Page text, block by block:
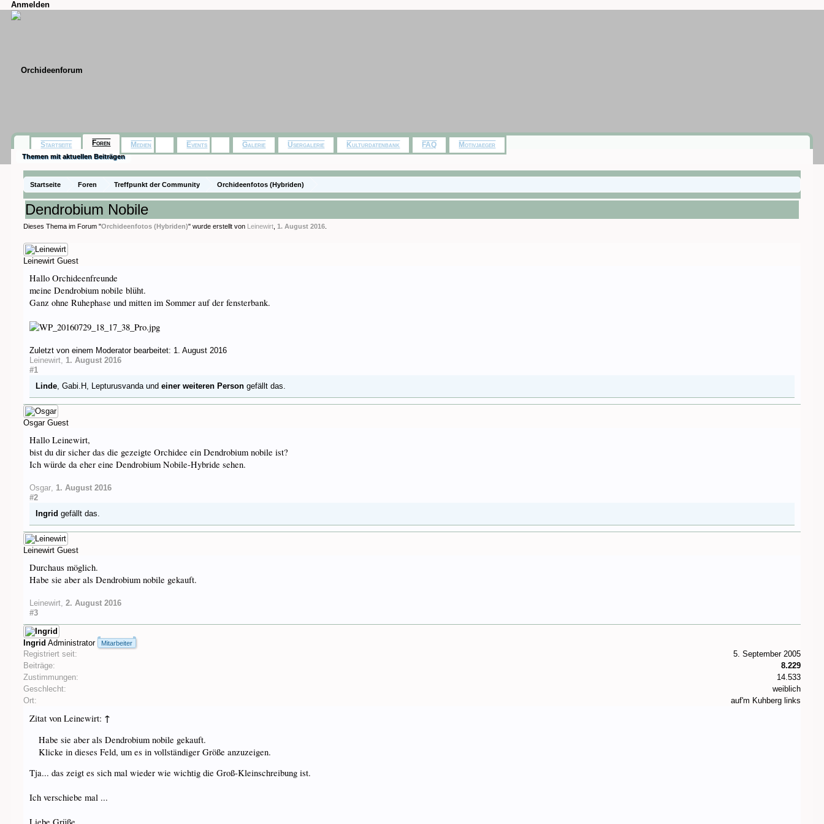
Anmelden
Startseite Foren Treffpunkt der Community Orchideenfotos (Hybriden)
Dendrobium Nobile
Dieses Thema im Forum "Orchideenfotos (Hybriden)" wurde erstellt von Leinewirt ,1. August 2016
Leinewirt Guest
Hallo Orchideenfreunde
meine Dendrobium nobile blüht.
Ganz ohne Ruhephase und mitten im Sommer auf der fensterbank.
Zuletzt von einem Moderator bearbeitet: 1. August 2016
Leinewirt, 1. August 2016
#1
Linde,Gabi.H, Lepturusvandaundeiner weiteren Person gefällt das.
Osgar Guest
Hallo Leinewirt,
bist du dir sicher das die gezeigte Orchidee ein Dendrobium nobile ist?
Ich würde da eher eine Dendrobium Nobile-Hybride sehen.
Osgar, 1. August 2016
#2
Ingrid gefällt das.
Leinewirt Guest
Durchaus möglich.
Habe sie aber als Dendrobium nobile gekauft.
Leinewirt, 2. August 2016
#3
Ingrid Administrator Mitarbeiter
Registriert seit:
5. September 2005
Beiträge:
8.229
Zustimmungen:
14.533
Geschlecht:
weiblich
Ort:
auf'm Kuhberg links
Zitat von Leinewirt: ↑
Habe sie aber als Dendrobium nobile gekauft.
Klicke in dieses Feld, um es in vollständiger Größe anzuzeigen.
Tja... das zeigt es sich mal wieder wie wichtig die Groß-Kleinschreibung ist.
Ich verschiebe mal ...
Startseite Foren
Themen mit aktuellen Beiträgen
Medien Events Galerie Usergalerie Kulturdatenbank FAQ Motivjaeger